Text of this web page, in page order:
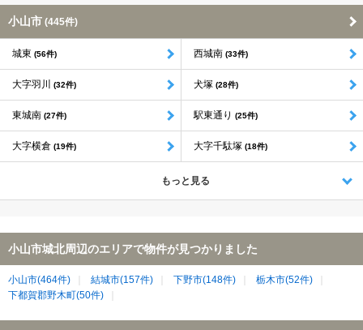
小山市 (445件)
城東 (56件) 西城南 (33件)
大字羽川 (32件) 犬塚 (28件)
東城南 (27件) 駅東通り (25件)
大字横倉 (19件) 大字千駄塚 (18件)
もっと見る
小山市城北周辺のエリアで物件が見つかりました
小山市(464件) 結城市(157件) 下野市(148件)
栃木市(52件)
下都賀郡野木町(50件)